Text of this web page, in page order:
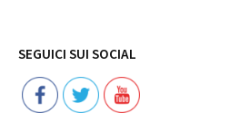
SEGUICI SUI SOCIAL